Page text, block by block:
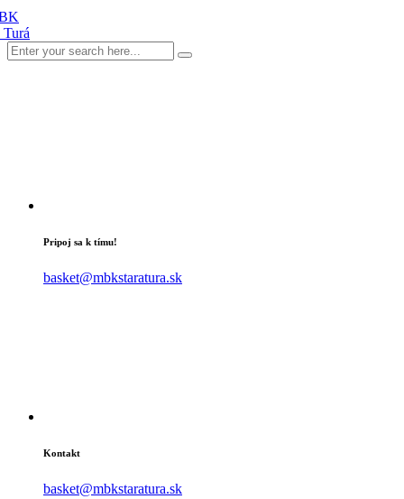
Pripoj sa k tímu!
basket@mbkstaratura.sk
Kontakt
basket@mbkstaratura.sk